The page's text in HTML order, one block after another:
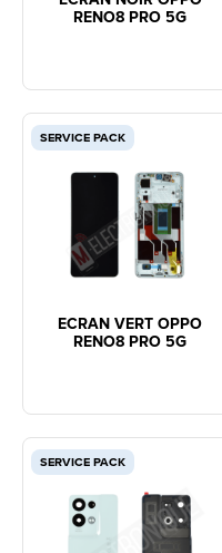
RENO8 PRO 5G
SERVICE PACK
ECRAN VERT OPPO
RENO8 PRO 5G
SERVICE PACK